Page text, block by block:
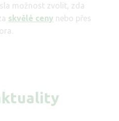
možnost zvolit, zda
skvělé ceny nebo přes